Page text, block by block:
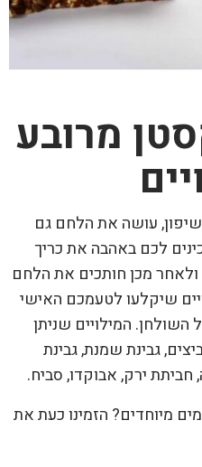
מרובע
עושה את הלחם גם
לכם באהבה את כריך
מכן חותכים את הלחם
שיקלעו לטעמכם האישי
השולחן. המילויים שניתן
גבינת שמנת, גבינת
חביתת ירק, אבוקדו, סביח.
מיוחדים? הזמינו כעת את